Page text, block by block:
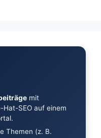
mit
SEO auf einem
Themen (z. B.